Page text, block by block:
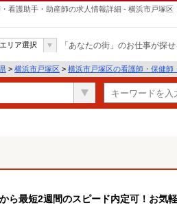
看護助手・助産師の求人情報詳細 - 横浜市戸塚区
エリア選択 「あなたの街」のお仕事が探
> 横浜市戸塚区 > 横浜市戸塚区の看護師・保健師
ら最短2週間のスピード内定可！お気軽